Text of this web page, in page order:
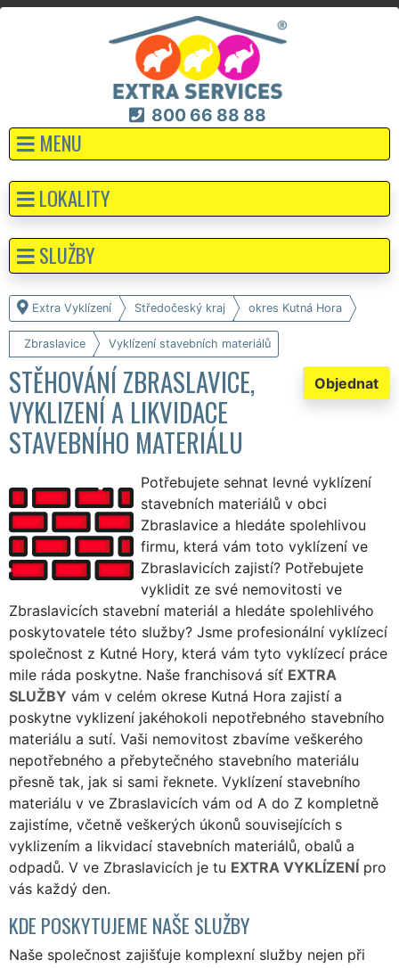
800 66 88 88
MENU
Extra Vyklízení Středočeský kraj okres Kutná Hora
Zbraslavice Vyklízení stavebních materiálů
Objednat
STĚHOVÁNÍ ZBRASLAVICE,
VYKLIZENÍ A LIKVIDACE
STAVEBNÍHO MATERIÁLU
Potřebujete sehnat levné vyklízení
stavebních materiálů v obci
Zbraslavice a hledáte spolehlivou
firmu, která vám toto vyklízení ve
Zbraslavicích zajistí? Potřebujete
vyklidit ze své nemovitosti ve
Zbraslavicích stavební materiál a hledáte spolehlivého
poskytovatele této služby? Jsme profesionální vyklízecí
společnost z Kutné Hory, která vám tyto vyklízecí práce
mile ráda poskytne. Naše franchisová síť EXTRA
SLUŽBY vám v celém okrese Kutná Hora zajistí a
poskytne vyklizení jakéhokoli nepotřebného stavebního
materiálu a sutí. Vaši nemovitost zbavíme veškerého
nepotřebného a přebytečného stavebního materiálu
přesně tak, jak si sami řeknete. Vyklízení stavebního
materiálu v ve Zbraslavicích vám od A do Z kompletně
zajistíme, včetně veškerých úkonů souvisejících s
vyklizením a likvidací stavebních materiálů, obalů a
odpadů. V ve Zbraslavicích je tu EXTRA VYKLÍZENÍ pro
vás každý den.
KDE POSKYTUJEME NAŠE SLUŽBY
Naše společnost zajišťuje komplexní služby nejen při
LOKALITY
SLUŽBY